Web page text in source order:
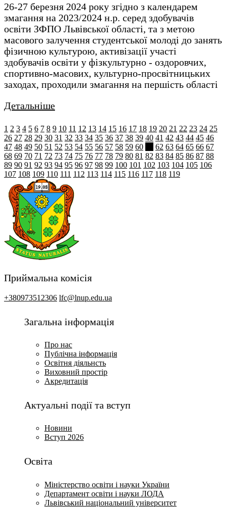
26-27 березня 2024 року згідно з календарем
змагання на 2023/2024 н.р. серед здобувачів
освіти ЗФПО Львівської області, та з метою
масового залучення студентської молоді до занять
фізичною культурою, активізації участі
здобувачів освіти у фізкультурно - оздоровчих,
спортивно-масових, культурно-просвітницьких
заходах, проходили змагання на першість області
Детальніше
1 2 3 4 5 6 7 8 9 10 11 12 13 14 15 16 17 18 19 20 21 22 23 24 25
26 27 28 29 30 31 32 33 34 35 36 37 38 39 40 41 42 43 44 45 46
47 48 49 50 51 52 53 54 55 56 57 58 59 60 62 63 64 65 66 67
68 69 70 71 72 73 74 75 76 77 78 79 80 81 82 83 84 85 86 87 88
89 90 91 92 93 94 95 96 97 98 99 100 101 102 103 104 105 106
107 108 109 110 111 112 113 114 115 116 117 118 119
Приймальна комісія
+380973512306 lfc@lnup.edu.ua
Загальна інформація
Про нас
Публічна інформація
Освітня діяльнсть
Виховний простір
Акредитація
Актуальні події та вступ
Новини
Вступ 2026
Освіта
Міністерство освіти і науки України
Департамент освіти і науки ЛОДА
Львівський національний університет